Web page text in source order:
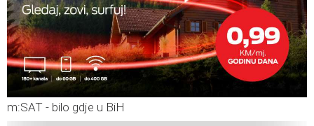
m:SAT - bilo gdje u BiH